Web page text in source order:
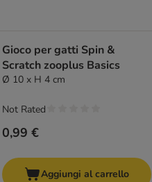
Gioco per gatti Spin &
Scratch zooplus Basics
Ø 10 x H 4 cm
0,99 €
Not Rated
Aggiungi al carrello